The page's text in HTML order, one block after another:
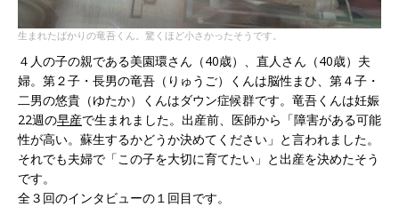
生まれたばかりの竜吾くん。驚くほど小さかったそうです。
４人の子の親である美園環さん（40歳）、直人さん（40歳）夫
婦。第２子・長男の竜吾（りゅうご）くんは脳性まひ、第４子・
二男の悠貴（ゆたか）くんはダウン症候群です。竜吾くんは妊娠
22週の早産で生まれました。出産前、医師から「障害がある可能
性が高い。蘇生するかどうか決めてください」と言われました。
それでも夫婦で「この子を大切に育てたい」と出産を決めたそう
です。
全３回のインタビューの１回目です。